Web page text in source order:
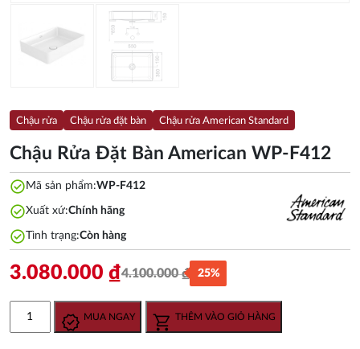
Chậu rửa Chậu rửa đặt bàn Chậu rửa American Standard
Chậu Rửa Đặt Bàn American WP-F412
check_circle Mã sản phẩm:WP-F412
check_circleXuất xứ:Chính hãng
check_circleTình trạng:Còn hàng
4.100.000₫
Giá
gốc
là:
3.080.000 ₫
Giá
hiện
tại
25%
MUA NGAY THÊM VÀO GIỎ HÀNG